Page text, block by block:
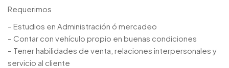
Requerimos
– Estudios en Administración ó mercadeo
– Contar con vehículo propio en buenas condiciones
– Tener habilidades de venta, relaciones interpersonales y
servicio al cliente